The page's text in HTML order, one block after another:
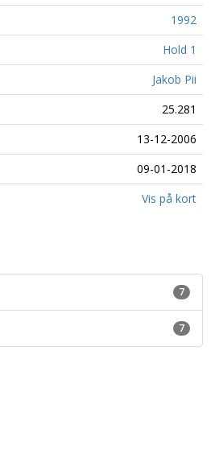
1992
Hold 1
Jakob Pii
25.281
13-12-2006
09-01-2018
Vis på kort
7
7